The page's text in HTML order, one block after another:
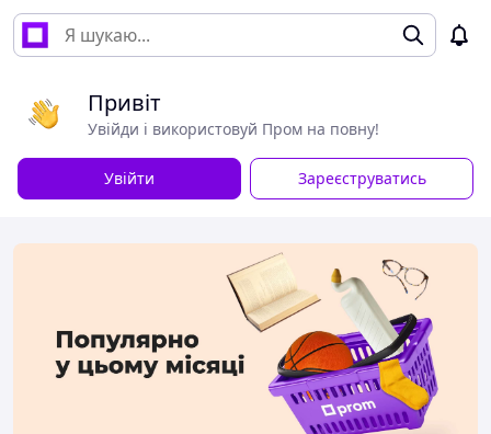
Привіт
Увійди і використовуй Пром на повну!
Увійти Зареєструватись